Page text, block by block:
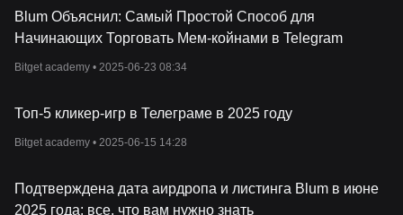
стратегические роли в Binance.
●Влад Масляков, сооснователь и технический директор.
Обладает более чем двадцатилетним опытом работы в
области финансов, высокочастотной торговли и технологии
Как работает Blum
книги ордеров с расчетами внутри сети. Эта гибридная
обеспечивая при этом безопасность и прозрачность,
присущие технологии блокчейн. Пользователи могут получить
Blum Объяснил: Самый Простой Способ для
Начинающих Торговать Мем-койнами в Telegram
Bitget academy • 2025-06-23 08:34
Топ-5 кликер-игр в Телеграме в 2025 году
Bitget academy • 2025-06-15 14:28
Подтверждена дата аирдропа и листинга Blum в июне
2025 года: все, что вам нужно знать